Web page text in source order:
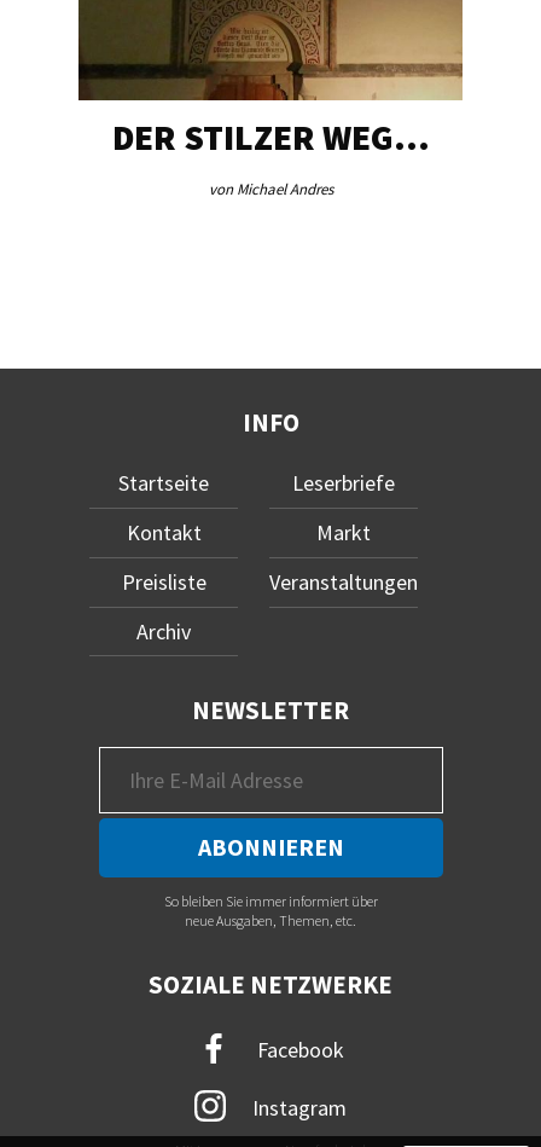
DER STILZER WEG…
von Michael Andres
INFO
Startseite
Kontakt
Preisliste
Archiv
Leserbriefe
Markt
Veranstaltungen
NEWSLETTER
So bleiben Sie immer informiert über
neue Ausgaben, Themen, etc.
SOZIALE NETZWERKE
Facebook
Instagram